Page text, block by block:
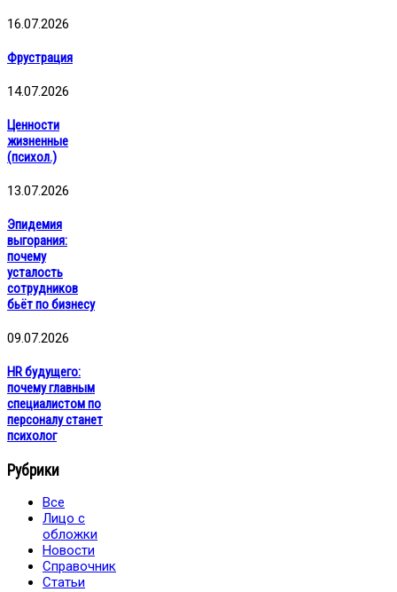
16.07.2026
Фрустрация
14.07.2026
Ценности
жизненные
(психол.)
13.07.2026
Эпидемия
выгорания:
почему
усталость
сотрудников
бьёт по бизнесу
09.07.2026
HR будущего:
почему главным
специалистом по
персоналу станет
психолог
Рубрики
Все
Лицо с
обложки
Новости
Справочник
Статьи